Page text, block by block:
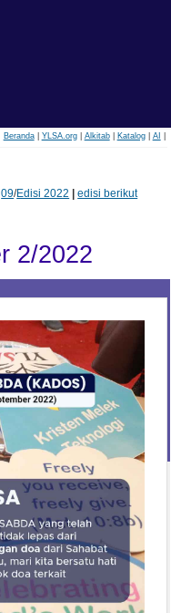
Beranda| YLSA.org| Alkitab| Katalog| AI
|09/Edisi 2022 |edisi berikut
2/2022